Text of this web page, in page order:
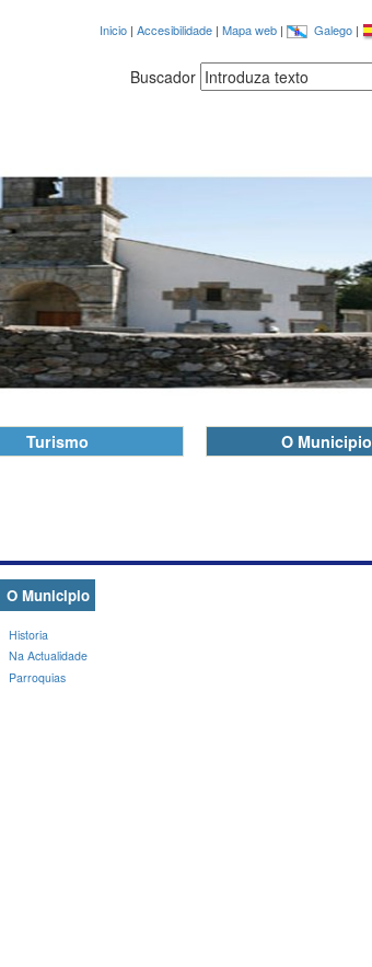
Inicio | Accesibilidade | Mapa web | Galego |
Buscador
Turismo O Municipio
O Municipio
Historia
Na Actualidade
Parroquias